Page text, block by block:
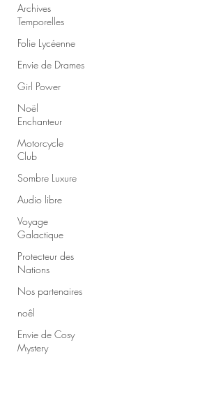
Archives
Temporelles
Folie Lycéenne
Envie de Drames
Girl Power
Noël
Enchanteur
Motorcycle
Club
Sombre Luxure
Audio libre
Voyage
Galactique
Protecteur des
Nations
Nos partenaires
noêl
Envie de Cosy
Mystery